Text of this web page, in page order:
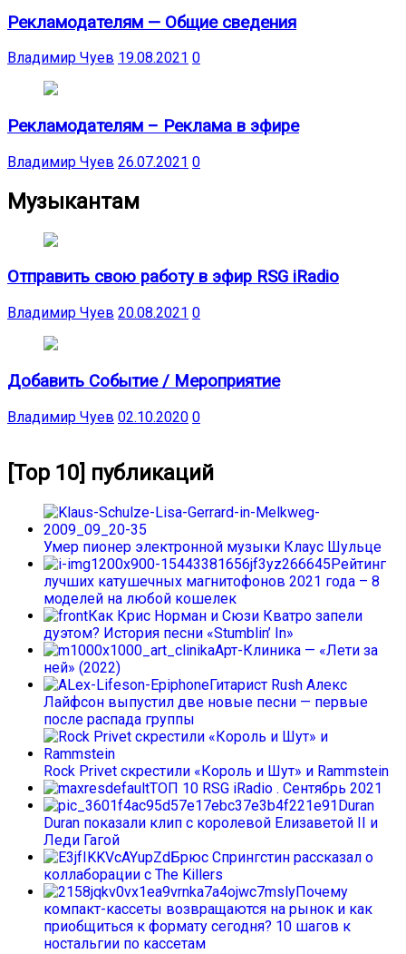
Рекламодателям — Общие сведения
Владимир Чуев 19.08.2021 0
Рекламодателям – Реклама в эфире
Владимир Чуев 26.07.2021 0
Музыкантам
Отправить свою работу в эфир RSG iRadio
Владимир Чуев 20.08.2021 0
Добавить Событие / Мероприятие
Владимир Чуев 02.10.2020 0
[Top 10] публикаций
Умер пионер электронной музыки Клаус Шульце
Рейтинг
лучших катушечных магнитофонов 2021 года – 8
моделей на любой кошелек
Как Крис Норман и Сюзи Кватро запели
дуэтом? История песни «Stumblin’ In»
Арт-Клиника — «Лети за
ней» (2022)
Гитарист Rush Алекс
Лайфсон выпустил две новые песни — первые
после распада группы
Rock Privet скрестили «Король и Шут» и Rammstein
ТОП 10 RSG iRadio . Сентябрь 2021
Duran
Duran показали клип с королевой Елизаветой II и
Леди Гагой
Брюс Спрингстин рассказал о
коллаборации с The Killers
Почему
компакт-кассеты возвращаются на рынок и как
приобщиться к формату сегодня? 10 шагов к
ностальгии по кассетам